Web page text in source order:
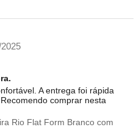
A entrega foi rápida
comprar nesta
Rio Flat Form Branco com